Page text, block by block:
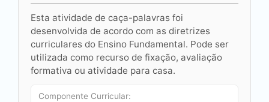
Esta atividade de caça-palavras foi
desenvolvida de acordo com as diretrizes
curriculares do Ensino Fundamental. Pode ser
utilizada como recurso de fixação, avaliação
formativa ou atividade para casa.
Componente Curricular: